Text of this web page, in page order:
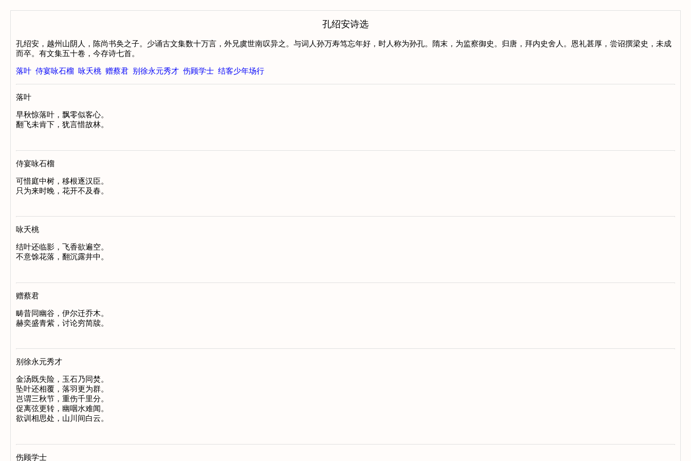
孔绍安诗选
孔绍安，越州山阴人，陈尚书奂之子。少诵古文集数十万言，外兄虞世南叹异之。与词人孙万寿笃忘年好，时人称为孙孔。隋末，为监察御史。归唐，拜内史舍人。恩礼甚厚，尝诏撰梁史，未成
而卒。有文集五十卷，今存诗七首。
落叶 侍宴咏石榴 咏夭桃 赠蔡君 别徐永元秀才 伤顾学士 结客少年场行
落叶
早秋惊落叶，飘零似客心。
侍宴咏石榴
可惜庭中树，移根逐汉臣。
咏夭桃
结叶还临影，飞香欲遍空。
赠蔡君
畴昔同幽谷，伊尔迁乔木。
别徐永元秀才
金汤既失险，玉石乃同焚。
坠叶还相覆，落羽更为群。
岂谓三秋节，重伤千里分。
促离弦更转，幽咽水难闻。
伤顾学士